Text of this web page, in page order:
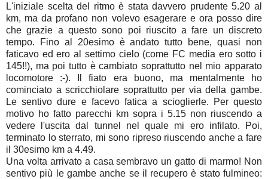
L'iniziale scelta del ritmo è stata davvero prudente 5.20 al
km, ma da profano non volevo esagerare e ora posso dire
che grazie a questo sono poi riuscito a fare un discreto
tempo. Fino al 20esimo è andato tutto bene, quasi non
faticavo ed ero al settimo cielo (come FC media ero sotto i
145!!), ma poi tutto è cambiato soprattutto nel mio apparato
locomotore :-). Il fiato era buono, ma mentalmente ho
cominciato a scricchiolare soprattutto per via della gambe.
Le sentivo dure e facevo fatica a scioglierle. Per questo
motivo ho fatto parecchi km sopra i 5.15 non riuscendo a
vedere l'uscita dal tunnel nel quale mi ero infilato. Poi,
terminato lo sterrato, mi sono ripreso riuscendo anche a fare
il 30esimo km a 4.49.
Una volta arrivato a casa sembravo un gatto di marmo! Non
sentivo più le gambe anche se il recupero è stato fulmineo: